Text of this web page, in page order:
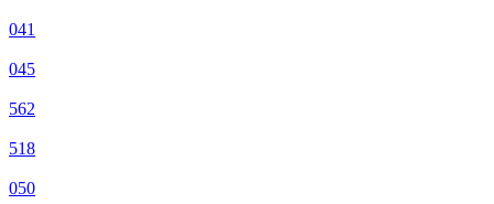
041
045
562
518
050